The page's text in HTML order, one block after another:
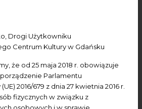
Drogi Użytkowniku
Centrum Kultury w Gdańsku
że od 25 maja 2018 r. obowiązuje
Parlamentu
2016/679 z dnia 27 kwietnia 2016 r.
fizycznych w związku z
osobowych i w sprawie
bezpłatne
wydarzenia płatne
Wystawy Edukacja